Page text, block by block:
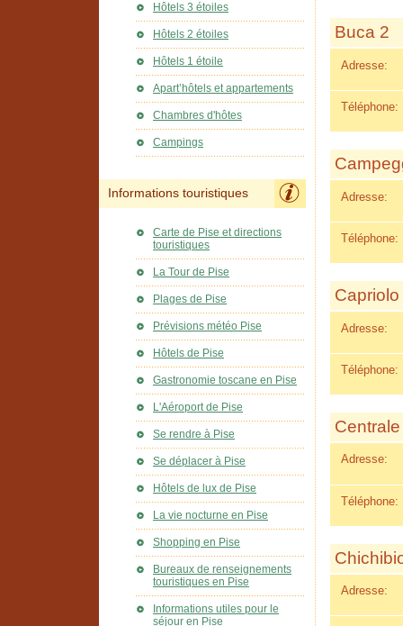
Buca 2
Adresse:
Téléphone:
Adresse:
Téléphone:
Capriolo
Adresse:
Téléphone:
Adresse:
Téléphone:
Adresse:
Hôtels 3 étoiles
Hôtels 2 étoiles
Hôtels 1 étoile
Apart’hôtels et appartements
Chambres d'hôtes
Campings
Informations touristiques
Carte de Pise et directions
touristiques
La Tour de Pise
Plages de Pise
Prévisions météo Pise
Hôtels de Pise
Gastronomie toscane en Pise
L'Aéroport de Pise
Se rendre à Pise
Se déplacer à Pise
Hôtels de lux de Pise
La vie nocturne en Pise
Shopping en Pise
Bureaux de renseignements
touristiques en Pise
Informations utiles pour le
séjour en Pise